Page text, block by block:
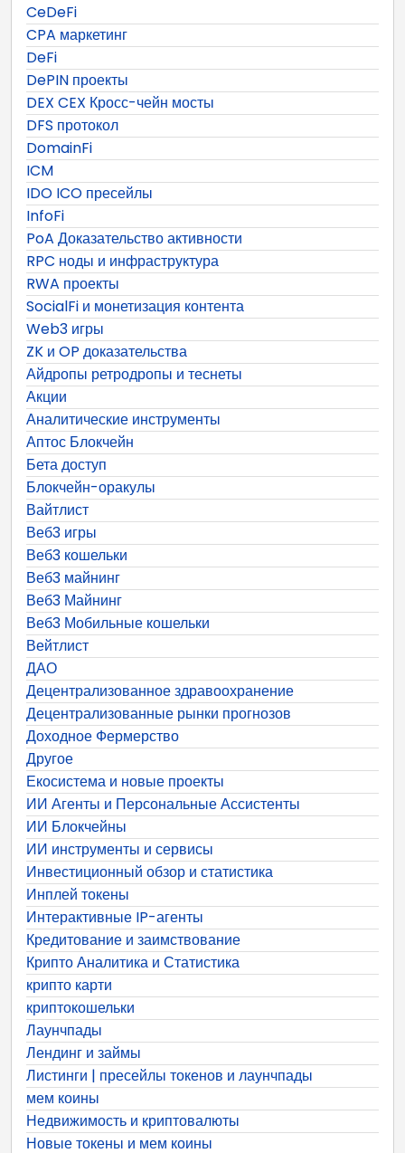
CeDeFi
CPA маркетинг
DeFi
DePIN проекты
DEX CEX Кросс-чейн мосты
DFS протокол
DomainFi
ICM
IDO ICO пресейлы
InfoFi
PoA Доказательство активности
RPC ноды и инфраструктура
RWA проекты
SocialFi и монетизация контента
Web3 игры
ZK и OP доказательства
Айдропы ретродропы и теснеты
Акции
Аналитические инструменты
Аптос Блокчейн
Бета доступ
Блокчейн-оракулы
Вайтлист
Веб3 игры
Веб3 кошельки
Веб3 майнинг
Веб3 Майнинг
Веб3 Мобильные кошельки
Вейтлист
ДАО
Децентрализованное здравоохранение
Децентрализованные рынки прогнозов
Доходное Фермерство
Другое
Екосистема и новые проекты
ИИ Агенты и Персональные Ассистенты
ИИ Блокчейны
ИИ инструменты и сервисы
Инвестиционный обзор и статистика
Инплей токены
Интерактивные IP-агенты
Кредитование и заимствование
Крипто Аналитика и Статистика
крипто карти
криптокошельки
Лаунчпады
Лендинг и займы
Листинги | пресейлы токенов и лаунчпады
мем коины
Недвижимость и криптовалюты
Новые токены и мем коины